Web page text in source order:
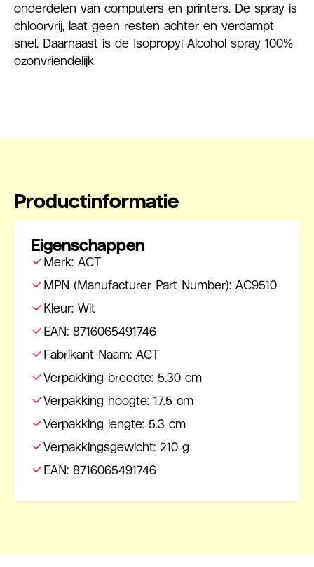
onderdelen van computers en printers. De spray is
chloorvrij, laat geen resten achter en verdampt
snel. Daarnaast is de Isopropyl Alcohol spray 100%
ozonvriendelijk
Productinformatie
Eigenschappen
Merk: ACT
MPN (Manufacturer Part Number): AC9510
Kleur: Wit
EAN: 8716065491746
Fabrikant Naam: ACT
Verpakking breedte: 5.30 cm
Verpakking hoogte: 17.5 cm
Verpakking lengte: 5.3 cm
Verpakkingsgewicht: 210 g
EAN: 8716065491746